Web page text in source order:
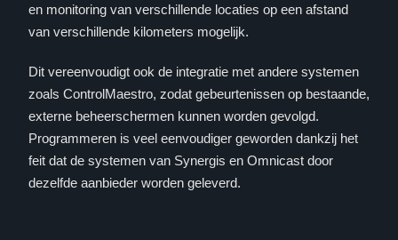
en monitoring van verschillende locaties op een afstand
van verschillende kilometers mogelijk.
Dit vereenvoudigt ook de integratie met andere systemen
zoals ControlMaestro, zodat gebeurtenissen op bestaande,
externe beheerschermen kunnen worden gevolgd.
Programmeren is veel eenvoudiger geworden dankzij het
feit dat de systemen van Synergis en Omnicast door
dezelfde aanbieder worden geleverd.